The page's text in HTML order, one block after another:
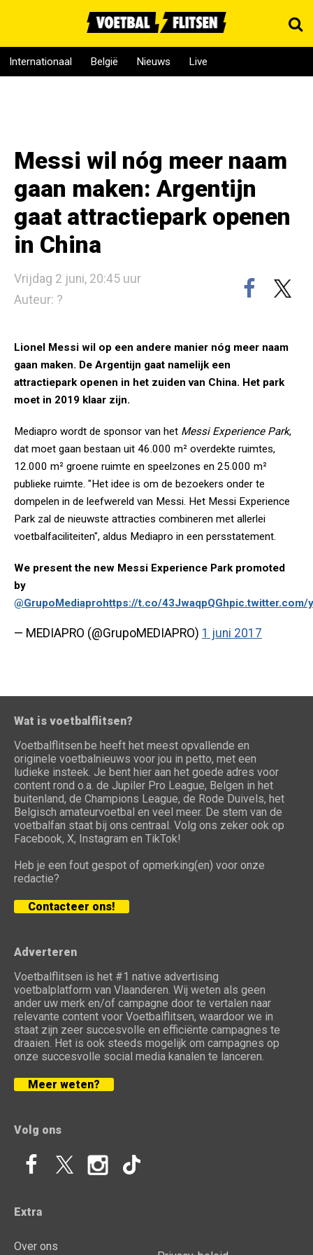
Internationaal België Nieuws Live
Messi wil nóg meer naam
gaan maken: Argentijn
gaat attractiepark openen
in China
Vrijdag 2 juni, 20:45 uur
Auteur: ?
Lionel Messi wil op een andere manier nóg meer naam
gaan maken. De Argentijn gaat namelijk een
attractiepark openen in het zuiden van China. Het park
moet in 2019 klaar zijn.
Mediapro wordt de sponsor van het Messi Experience Park,
dat moet gaan bestaan uit 46.000 m² overdekte ruimtes,
12.000 m² groene ruimte en speelzones en 25.000 m²
publieke ruimte. "Het idee is om de bezoekers onder te
dompelen in de leefwereld van Messi. Het Messi Experience
Park zal de nieuwste attracties combineren met allerlei
voetbalfaciliteiten", aldus Mediapro in een persstatement.
We present the new Messi Experience Park promoted
by
@GrupoMediaprohttps://t.co/43JwaqpQGhpic.twitter.com/
— MEDIAPRO (@GrupoMEDIAPRO) 1 juni 2017
Wat is voetbalflitsen?
Voetbalflitsen.be heeft het meest opvallende en
originele voetbalnieuws voor jou in petto, met een
ludieke insteek. Je bent hier aan het goede adres voor
content rond o.a. de Jupiler Pro League, Belgen in het
buitenland, de Champions League, de Rode Duivels, het
Belgisch amateurvoetbal en veel meer. De stem van de
voetbalfan staat bij ons centraal. Volg ons zeker ook op
Facebook, X, Instagram en TikTok!
Heb je een fout gespot of opmerking(en) voor onze
redactie?
Contacteer ons!
Adverteren
Voetbalflitsen is het #1 native advertising
voetbalplatform van Vlaanderen. Wij weten als geen
ander uw merk en/of campagne door te vertalen naar
relevante content voor Voetbalflitsen, waardoor we in
staat zijn zeer succesvolle en efficiënte campagnes te
draaien. Het is ook steeds mogelijk om campagnes op
onze succesvolle social media kanalen te lanceren.
Meer weten?
Volg ons
Extra
Over ons